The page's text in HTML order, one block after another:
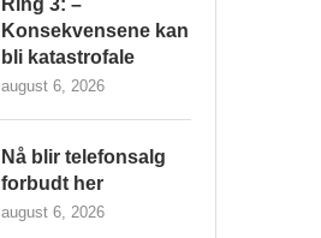
Ring 3: –
Konsekvensene kan
bli katastrofale
august 6, 2026
Nå blir telefonsalg
forbudt her
august 6, 2026